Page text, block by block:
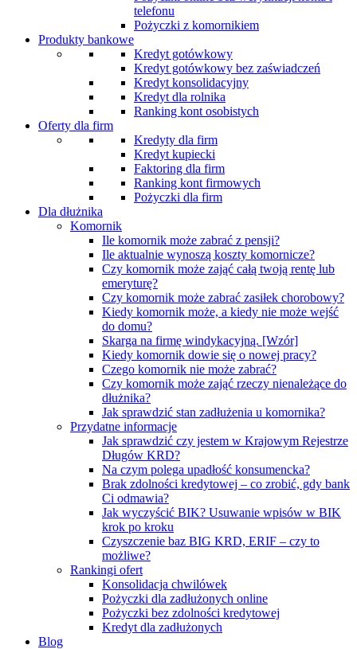
telefonu
Pożyczki z komornikiem
Produkty bankowe
Kredyt gotówkowy
Kredyt gotówkowy bez zaświadczeń
Kredyt konsolidacyjny
Kredyt dla rolnika
Ranking kont osobistych
Oferty dla firm
Kredyty dla firm
Kredyt kupiecki
Faktoring dla firm
Ranking kont firmowych
Pożyczki dla firm
Dla dłużnika
Komornik
Ile komornik może zabrać z pensji?
Ile aktualnie wynoszą koszty komornicze?
Czy komornik może zająć całą twoją rentę lub
emeryturę?
Czy komornik może zabrać zasiłek chorobowy?
Kiedy komornik może, a kiedy nie może wejść
do domu?
Skarga na firmę windykacyjną. [Wzór]
Kiedy komornik dowie się o nowej pracy?
Czego komornik nie może zabrać?
Czy komornik może zająć rzeczy nienależące do
dłużnika?
Jak sprawdzić stan zadłużenia u komornika?
Przydatne informacje
Jak sprawdzić czy jestem w Krajowym Rejestrze
Długów KRD?
Na czym polega upadłość konsumencka?
Brak zdolności kredytowej – co zrobić, gdy bank
Ci odmawia?
Jak wyczyścić BIK? Usuwanie wpisów w BIK
krok po kroku
Czyszczenie baz BIG KRD, ERIF – czy to
możliwe?
Rankingi ofert
Konsolidacja chwilówek
Pożyczki dla zadłużonych online
Pożyczki bez zdolności kredytowej
Kredyt dla zadłużonych
Blog